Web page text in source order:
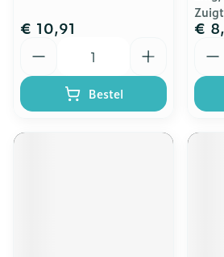
€ 10,91
Bestel
€